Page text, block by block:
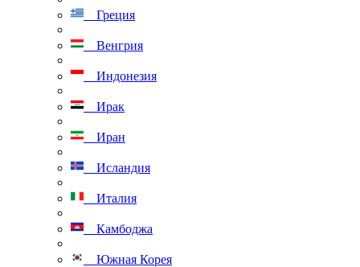
Греция
Венгрия
Индонезия
Ирак
Иран
Исландия
Италия
Камбоджа
Южная Корея